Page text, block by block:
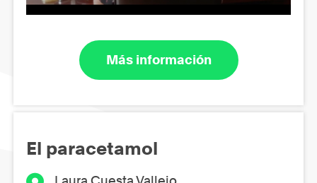
Más información
El paracetamol